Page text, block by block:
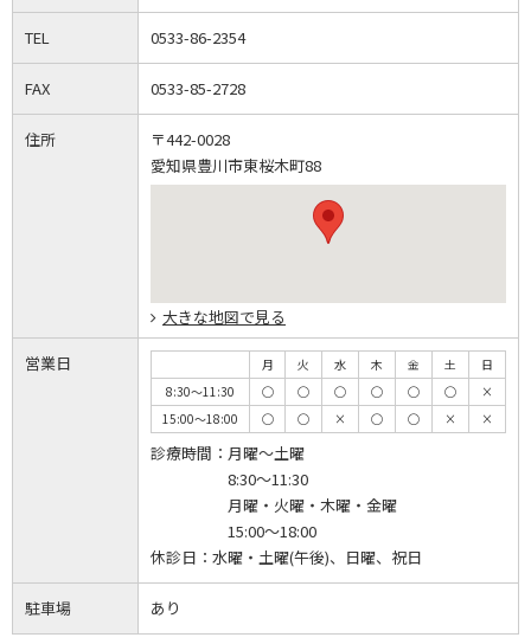
TEL 0533-86-2354
FAX 0533-85-2728
住所
〒442-0028
愛知県豊川市東桜木町88
大きな地図で見る
営業日 月 火 水 木 金 土
日
8:30～11:30
◯ ◯ ◯ ◯ ◯ ◯
×
15:00～18:00
◯ ◯ × ◯ ◯ × ×
診療時間： 月曜～土曜
8:30～11:30
月曜・火曜・木曜・金曜
15:00～18:00
休診日： 水曜・土曜(午後)、日曜、祝日
駐車場 あり